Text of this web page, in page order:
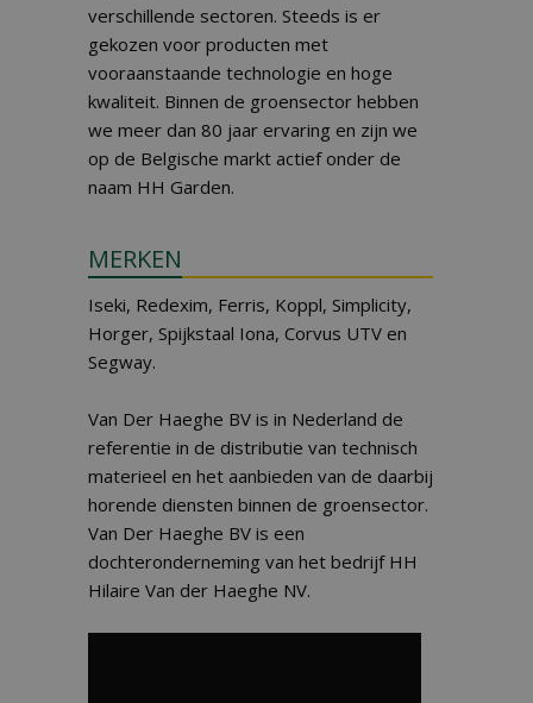
verschillende sectoren. Steeds is er
gekozen voor producten met
vooraanstaande technologie en hoge
kwaliteit. Binnen de groensector hebben
we meer dan 80 jaar ervaring en zijn we
op de Belgische markt actief onder de
naam HH Garden.
MERKEN
Iseki, Redexim, Ferris, Koppl, Simplicity,
Horger, Spijkstaal Iona, Corvus UTV en
Segway.
Van Der Haeghe BV is in Nederland de
referentie in de distributie van technisch
materieel en het aanbieden van de daarbij
horende diensten binnen de groensector.
Van Der Haeghe BV is een
dochteronderneming van het bedrijf HH
Hilaire Van der Haeghe NV.